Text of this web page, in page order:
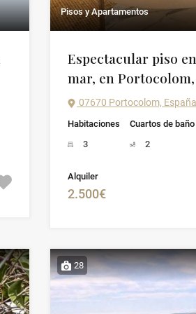
Pisos y Apartamentos
Espectacular piso
mar, en
07670 Portocolom, España
Habitaciones
3
Cuartos de baño
2
Alquiler
2.500€
28